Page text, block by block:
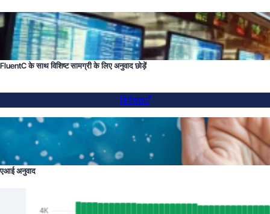
FluentC के साथ विशिष्ट सामग्री के लिए अनुवाद छोड़ें
विशेषताएँ
एआई अनुवाद